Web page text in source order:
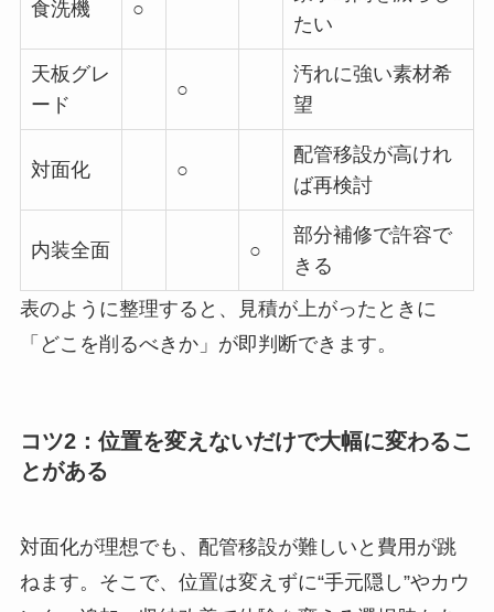
食洗機 ○
たい
天板グレ
ード
○
汚れに強い素材希
望
対面化 ○
配管移設が高けれ
ば再検討
内装全面 ○
部分補修で許容で
きる
表のように整理すると、見積が上がったときに
「どこを削るべきか」が即判断できます。
コツ2：位置を変えないだけで大幅に変わるこ
とがある
対面化が理想でも、配管移設が難しいと費用が跳
ねます。そこで、位置は変えずに“手元隠し”やカウ